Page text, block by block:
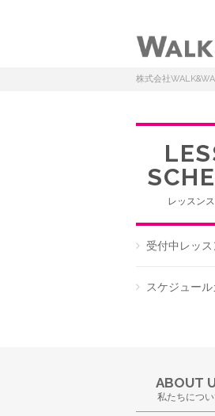
株式会社
レッスン
受付中レッス
スケジュー
ABOUT
私たちにつ